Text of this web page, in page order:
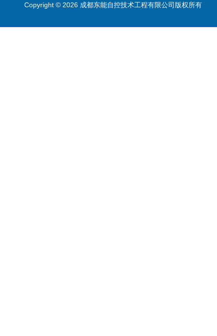
Copyright © 2026 成都东能自控技术工程有限公司版权所有